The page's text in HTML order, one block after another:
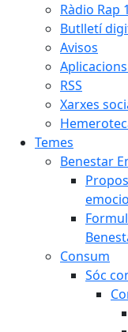
Ràdio Rap
Butlletí
Avisos
RSS
Xarxes
Temes
Benestar
Consum
Sóc